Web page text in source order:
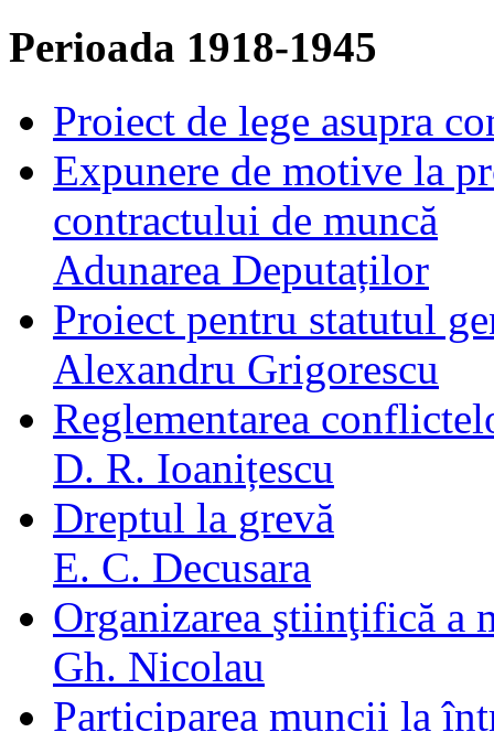
Perioada 1918-1945
Proiect de lege asupra
Expunere de motive la
contractului de muncă
Adunarea Deputaților
Proiect pentru statutul
Alexandru Grigorescu
Reglementarea
D. R. Ioanițescu
Dreptul la grevă
E. C. Decusara
Organizarea ştiinţifică a
Gh. Nicolau
Participarea muncii la